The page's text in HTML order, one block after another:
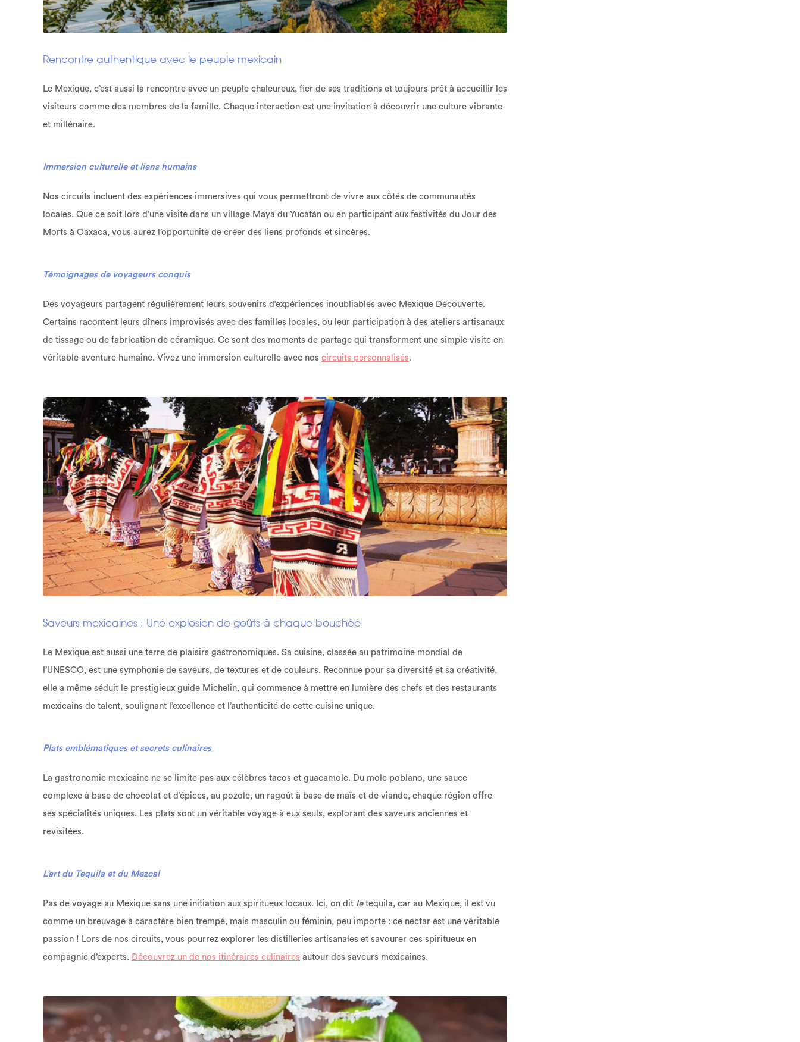
Rencontre authentique avec le peuple mexicain
Le Mexique, c’est aussi la rencontre avec un peuple chaleureux, fier de ses traditions et toujours prêt à accueillir les
visiteurs comme des membres de la famille. Chaque interaction est une invitation à découvrir une culture vibrante
et millénaire.
Immersion culturelle et liens humains
Nos circuits incluent des expériences immersives qui vous permettront de vivre aux côtés de communautés
locales. Que ce soit lors d’une visite dans un village Maya du Yucatán ou en participant aux festivités du Jour des
Morts à Oaxaca, vous aurez l’opportunité de créer des liens profonds et sincères.
Témoignages de voyageurs conquis
Des voyageurs partagent régulièrement leurs souvenirs d’expériences inoubliables avec Mexique Découverte.
Certains racontent leurs dîners improvisés avec des familles locales, ou leur participation à des ateliers artisanaux
de tissage ou de fabrication de céramique. Ce sont des moments de partage qui transforment une simple visite en
véritable aventure humaine. Vivez une immersion culturelle avec nos circuits personnalisés.
Saveurs mexicaines : Une explosion de goûts à chaque bouchée
Le Mexique est aussi une terre de plaisirs gastronomiques. Sa cuisine, classée au patrimoine mondial de
l’UNESCO, est une symphonie de saveurs, de textures et de couleurs. Reconnue pour sa diversité et sa créativité,
elle a même séduit le prestigieux guide Michelin, qui commence à mettre en lumière des chefs et des restaurants
mexicains de talent, soulignant l’excellence et l’authenticité de cette cuisine unique.
Plats emblématiques et secrets culinaires
La gastronomie mexicaine ne se limite pas aux célèbres tacos et guacamole. Du mole poblano, une sauce
complexe à base de chocolat et d’épices, au pozole, un ragoût à base de maïs et de viande, chaque région offre
ses spécialités uniques. Les plats sont un véritable voyage à eux seuls, explorant des saveurs anciennes et
revisitées.
L’art du Tequila et du Mezcal
Pas de voyage au Mexique sans une initiation aux spiritueux locaux. Ici, on dit letequila, car au Mexique, il est vu
comme un breuvage à caractère bien trempé, mais masculin ou féminin, peu importe : ce nectar est une véritable
passion ! Lors de nos circuits, vous pourrez explorer les distilleries artisanales et savourer ces spiritueux en
compagnie d’experts. Découvrez un de nos itinéraires culinaires autour des saveurs mexicaines.